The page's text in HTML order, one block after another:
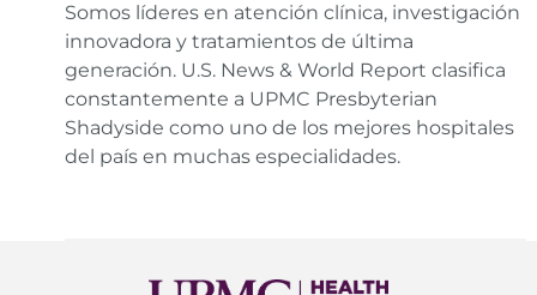
Somos líderes en atención clínica, investigación
innovadora y tratamientos de última
generación. U.S. News & World Report clasifica
constantemente a UPMC Presbyterian
Shadyside como uno de los mejores hospitales
del país en muchas especialidades.